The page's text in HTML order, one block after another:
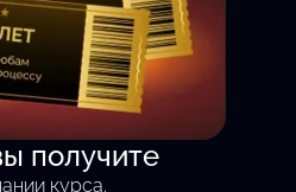
дняполучите
курса.